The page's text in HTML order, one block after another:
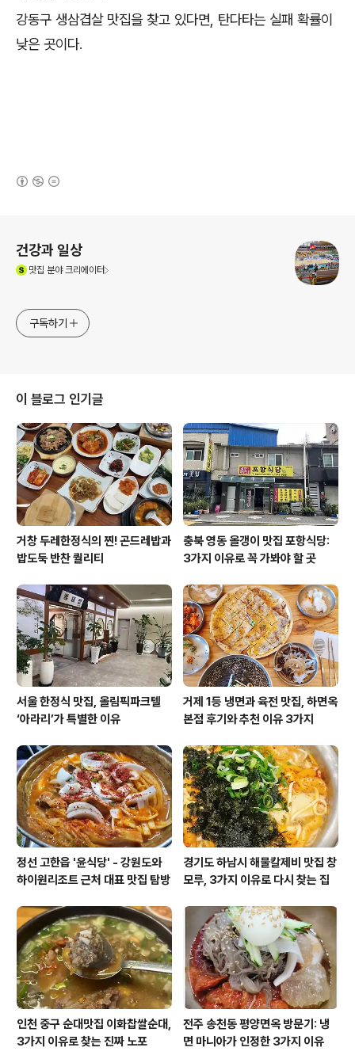
강동구 생삼겹살 맛집을 찾고 있다면, 탄다타는 실패 확률이
낮은 곳이다.
건강과 일상
맛집 분야 크리에이터
구독하기
이 블로그 인기글
거창 두레한정식의 찐! 곤드레밥과
밥도둑 반찬 퀄리티
충북 영동 올갱이 맛집 포항식당:
3가지 이유로 꼭 가봐야 할 곳
서울 한정식 맛집, 올림픽파크텔
‘아라리’가 특별한 이유
거제 1등 냉면과 육전 맛집, 하면옥
본점 후기와 추천 이유 3가지
정선 고한읍 '윤식당' - 강원도와
하이원리조트 근처 대표 맛집 탐방
경기도 하남시 해물칼제비 맛집 창
모루, 3가지 이유로 다시 찾는 집
인천 중구 순대맛집 이화찹쌀순대,
3가지 이유로 찾는 진짜 노포
전주 송천동 평양면옥 방문기: 냉
면 마니아가 인정한 3가지 이유